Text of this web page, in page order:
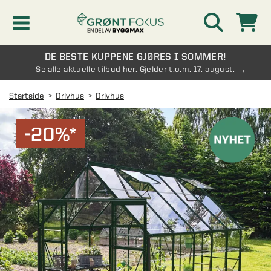
Kampanjer
Nyheter
Kontakt oss
AVDELINGER
Oversikt - Kontakt oss
Vanlige spørsmål og svar
SE OGSÅ
Vinterhage og hagestue
AVDELINGER
Oversikt - Vinterhage og hagestue
Pakkeløsninger hagestue
Drivhus
AVDELINGER
Vinduer
DE BESTE KUPPENE GJØRES I SOMMER!
Se alle aktuelle tilbud her. Gjelder t.o.m. 17. august.
Startside Drivhus Drivhus
-20%*